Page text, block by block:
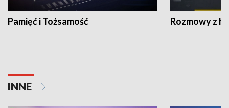
Pamięć i Tożsamość Rozmowy z
INNE